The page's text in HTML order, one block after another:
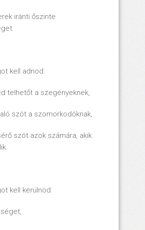
iránti őszinte
kell adnod:
telhetőt a szegényeknek,
szót a szomorkodóknak,
szót azok számára, akik
kell kerülnöd: